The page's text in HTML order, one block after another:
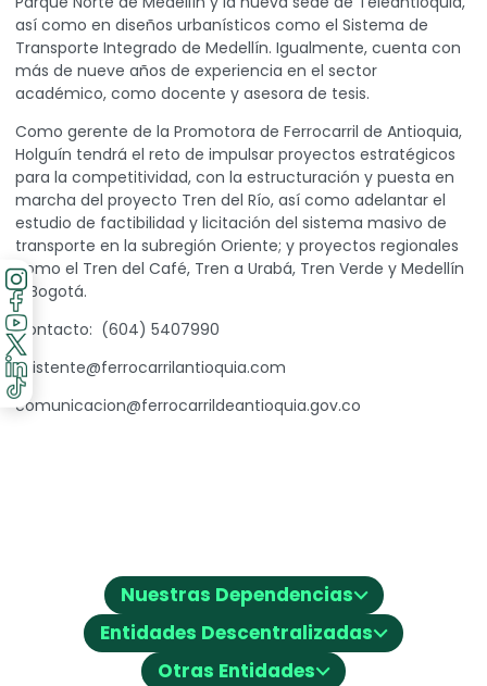
así como en diseños urbanísticos como el Sistema de
Transporte Integrado de Medellín. Igualmente, cuenta con
más de nueve años de experiencia en el sector
académico, como docente y asesora de tesis.
Como gerente de la Promotora de Ferrocarril de Antioquia,
Holguín tendrá el reto de impulsar proyectos estratégicos
para la competitividad, con la estructuración y puesta en
marcha del proyecto Tren del Río, así como adelantar el
estudio de factibilidad y licitación del sistema masivo de
transporte en la subregión Oriente; y proyectos regionales
como el Tren del Café, Tren a Urabá, Tren Verde y Medellín
– Bogotá.
Contacto: (604) 5407990
asistente@ferrocarrilantioquia.com
comunicacion@ferrocarrildeantioquia.gov.co
Nuestras Dependencias⌵
Entidades Descentralizadas⌵
Otras Entidades⌵